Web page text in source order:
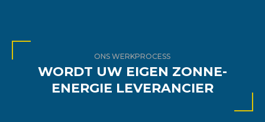
ONS WERKPROCESS
WORDT UW EIGEN ZONNE-
ENERGIE LEVERANCIER